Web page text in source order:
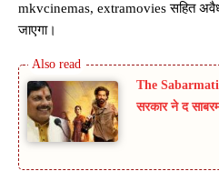
mkvcinemas, extramovies सहित अवैध
जाएगा।
The
सरकार ने द